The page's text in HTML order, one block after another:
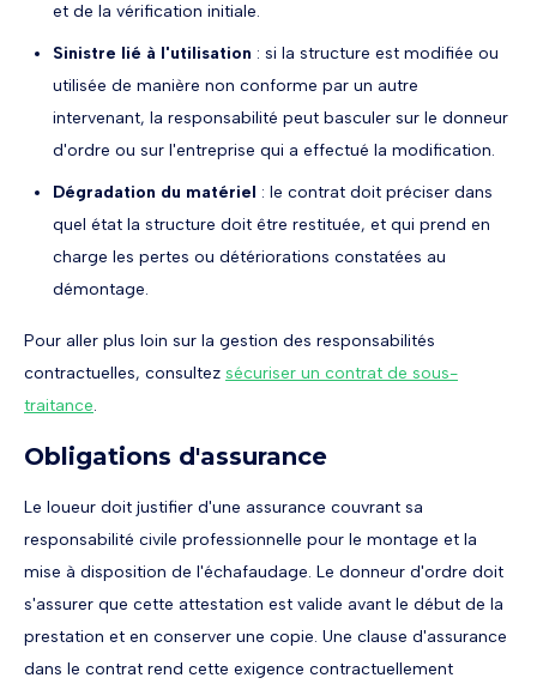
et de la vérification initiale.
Sinistre lié à l'utilisation : si la structure est modifiée ou
utilisée de manière non conforme par un autre
intervenant, la responsabilité peut basculer sur le donneur
d'ordre ou sur l'entreprise qui a effectué la modification.
Dégradation du matériel : le contrat doit préciser dans
quel état la structure doit être restituée, et qui prend en
charge les pertes ou détériorations constatées au
démontage.
Pour aller plus loin sur la gestion des responsabilités
contractuelles, consultez sécuriser un contrat de sous-
traitance.
Obligations d'assurance
Le loueur doit justifier d'une assurance couvrant sa
responsabilité civile professionnelle pour le montage et la
mise à disposition de l'échafaudage. Le donneur d'ordre doit
s'assurer que cette attestation est valide avant le début de la
prestation et en conserver une copie. Une clause d'assurance
dans le contrat rend cette exigence contractuellement